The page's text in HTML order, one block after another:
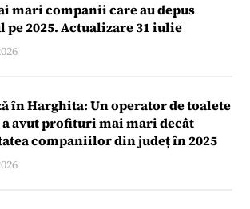
mari companii care au depus
2025. Actualizare 31 iulie
în Harghita: Un operator de toalete
avut profituri mai mari decât
companiilor din județ în 2025